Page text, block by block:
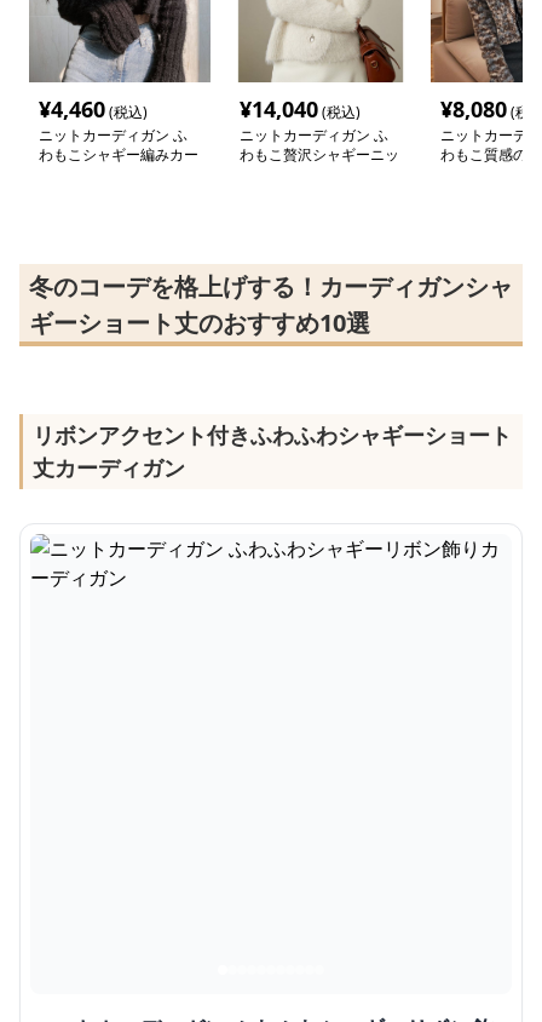
¥4,460(税込)
ニットカーディガン ふ
わもこシャギー編みカー
¥14,040(税込)
ニットカーディガン ふ
わもこ贅沢シャギーニッ
¥8,080(税
ニットカーデ
わもこ質感の
冬のコーデを格上げする！カーディガンシャ
ギーショート丈のおすすめ10選
リボンアクセント付きふわふわシャギーショート
丈カーディガン